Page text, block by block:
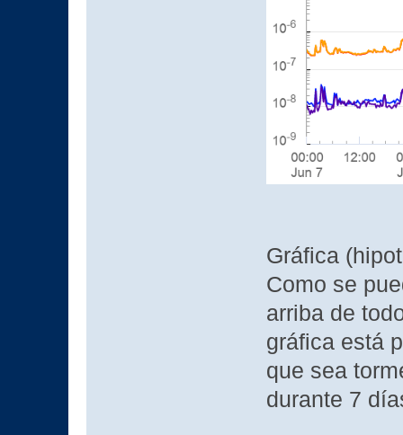
Gráfica
Como se
arriba de
gráfica está
que sea
durante 7